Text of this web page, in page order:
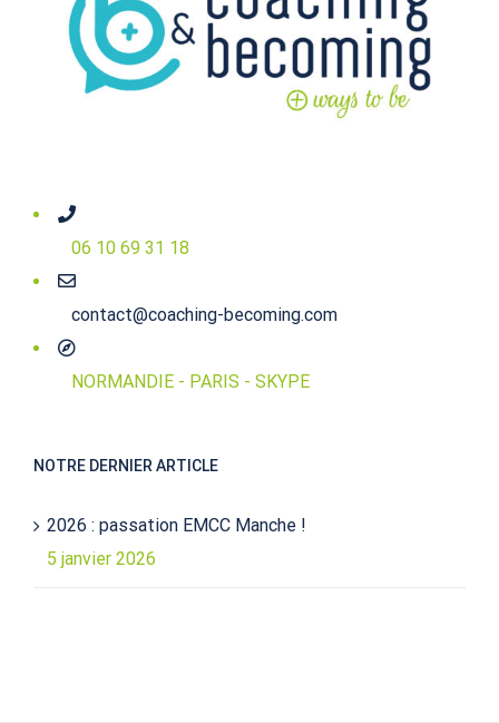
06 10 69 31 18
contact@coaching-becoming.com
NORMANDIE - PARIS - SKYPE
NOTRE DERNIER ARTICLE
2026 : passation EMCC Manche !
5 janvier 2026